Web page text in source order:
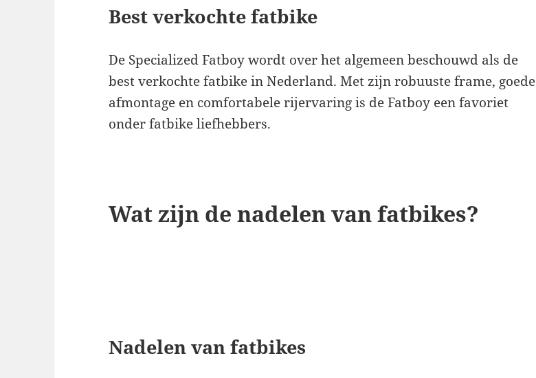
Best verkochte fatbike
De Specialized Fatboy wordt over het algemeen beschouwd als de
best verkochte fatbike in Nederland. Met zijn robuuste frame, goede
afmontage en comfortabele rijervaring is de Fatboy een favoriet
onder fatbike liefhebbers.
Wat zijn de nadelen van fatbikes?
Nadelen van fatbikes